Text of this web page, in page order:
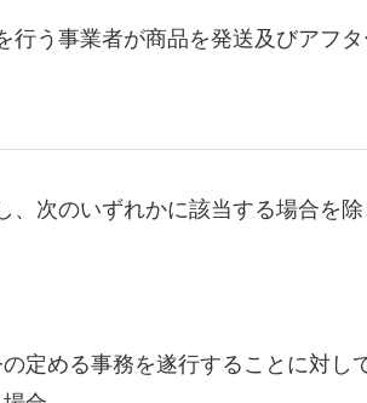
う事業者が商品を発送及びアフ
次のいずれかに該当する場合を
定める事務を遂行することに対